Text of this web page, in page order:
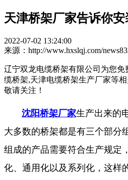
天津桥架厂家告诉你
2022-07-02 13:24:00
来源：http://www.hxslqj.com/
辽宁双龙电缆桥架有限公司为您免
缆桥架,天津电缆桥架生产厂家等
敬请关注！
沈阳桥架厂家生产出来的
大多数的桥架都是有三个部分
组成的产品需要符合生产规定
化、通用化以及系列化，这样